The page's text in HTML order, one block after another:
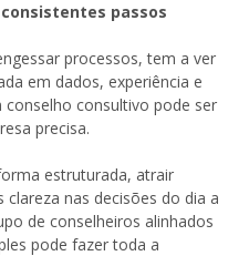
passos
processos, tem a ver
em dados, experiência e
consultivo pode ser
precisa.
estruturada, atrair
nas decisões do dia a
de conselheiros alinhados
pode fazer toda a